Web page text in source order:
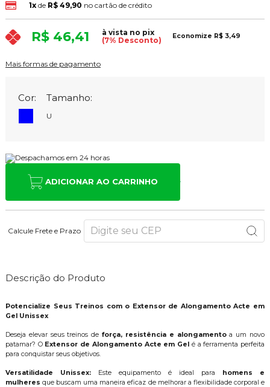
1xde R$ 49,90 no cartão de crédito
R$ 46,41
à vista no pix
(7% Desconto)
Economize R$ 3,49
Mais formas de pagamento
Cor: Tamanho:
U
ADICIONAR AO CARRINHO
Calcule Frete e Prazo
Descrição do Produto
Potencialize Seus Treinos com o Extensor de Alongamento Acte em
Gel Unissex
Deseja elevar seus treinos deforça, resistência e alongamentoa um novo
patamar? O Extensor de Alongamento Acte em Gel é a ferramenta perfeita
para conquistar seus objetivos.
Versatilidade Unissex:Este equipamento é ideal para homens e
mulheres que buscam uma maneira eficaz de melhorar a flexibilidade corporal e